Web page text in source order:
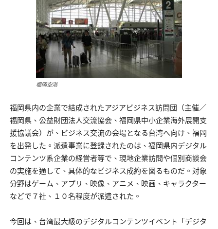
福岡空港
福岡県内の企業で結成されたアジアビジネス訪問団（主催／
福岡県、公益財団法人交流協会、福岡県中小企業海外展開支
援協議会）が、ビジネス交流の会場となる台湾へ向け、福岡
を出発した。派遣事業に登録されたのは、福岡県内デジタル
コンテンツ系企業の経営者等で、現地企業訪問や個別商談会
の実施を通して、具体的なビジネス成約を図るものだ。対象
分野はゲーム、アプリ、映像、アニメ、映画、キャラクター
などで７社、１０名程度が派遣された。
今回は、台湾最大級のデジタルコンテンツイベント「デジタ